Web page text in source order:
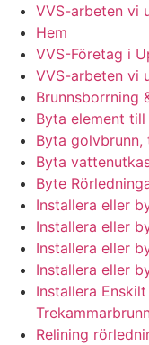
VVS-arbeten vi
Hem
VVS-Företag i
VVS-arbeten vi
Brunnsborrning
Byta element
Byta
Byta
Byte
Installera eller
Installera eller
Installera eller
Installera eller
Installera
Relining